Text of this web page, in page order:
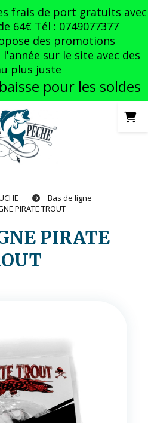
frais de port gratuits avec
64€ Tél : 0749077377
des promotions
sur le site avec des
plus juste
pour les soldes
Bas de ligne
PIRATE TROUT